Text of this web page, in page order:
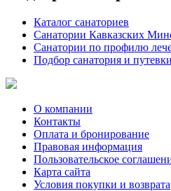
Каталог санаториев
Санатории Кавказских
Санатории по профилю
Подбор санатория и путевки
О компании
Контакты
Оплата и бронирование
Правовая информация
Пользовательское
Карта сайта
Условия покупки и возврата